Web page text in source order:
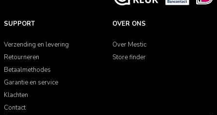
SUPPORT
Verzending en levering
Retourneren
Betaalmethodes
Garantie en service
Klachten
Contact
OVER ONS
Over Mestic
Store finder